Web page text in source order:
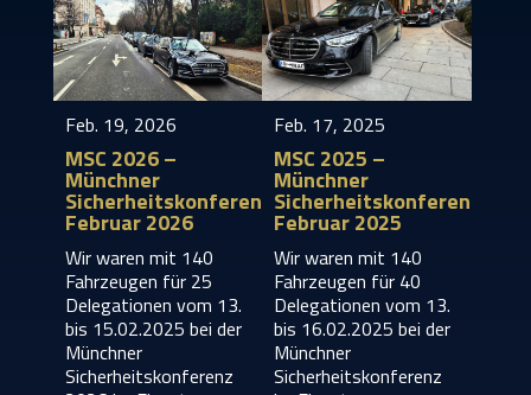
Feb. 19, 2026
MSC 2026 –
Münchner
Sicherheitskonferenz,
Februar 2026
Wir waren mit 140
Fahrzeugen für 25
Delegationen vom 13.
bis 15.02.2025 bei der
Münchner
Sicherheitskonferenz
Feb. 17, 2025
MSC 2025 –
Münchner
Sicherheitskonferenz,
Februar 2025
Wir waren mit 140
Fahrzeugen für 40
Delegationen vom 13.
bis 16.02.2025 bei der
Münchner
Sicherheitskonferenz